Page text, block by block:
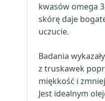
kwasów omega
skórę daje
uczucie.
Badania
z truskawek
miękkość i
Jest idealnym